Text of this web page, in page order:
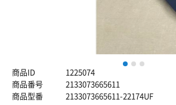
1 2
商品ID
1225074
商品番号
2133073665611
商品型番
2133073665611-22174UF